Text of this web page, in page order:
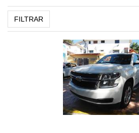
FILTRAR